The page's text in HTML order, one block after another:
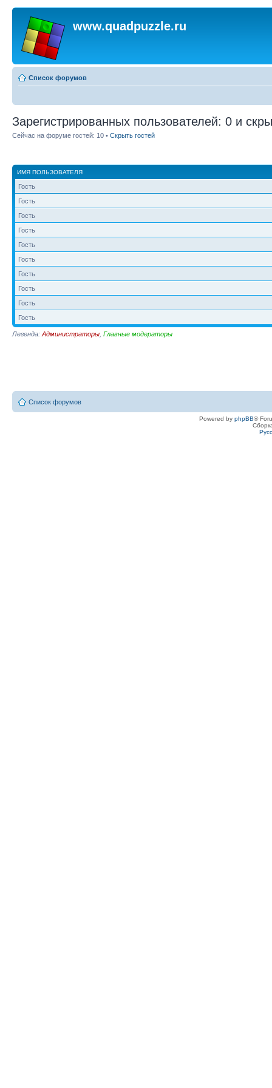
www.quadpuzzle.ru
Список форумов
Зарегистрированных пользователей: 0 и
Сейчас на форуме гостей: 10 • Скрыть гостей
ИМЯ ПОЛЬЗОВАТЕЛЯ
Гость
Гость
Гость
Гость
Гость
Гость
Гость
Гость
Гость
Гость
Легенда: Администраторы Главные модераторы
Список форумов
Powered by phpBB®